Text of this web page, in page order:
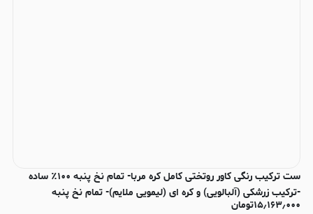
ست ترکیب رنگی کاور روتختی کامل کره مربا- تمام نخ پنبه ۱۰۰٪ ساده
-ترکیب زرشکی (آلبالویی) و کره ای (لیمویی ملایم)- تمام نخ پنبه
۱۵٫۱۶۳٫۰۰۰تومان